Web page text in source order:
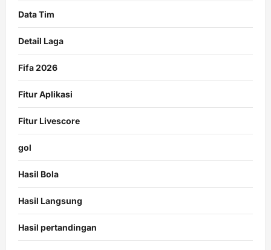
Data Tim
Detail Laga
Fifa 2026
Fitur Aplikasi
Fitur Livescore
gol
Hasil Bola
Hasil Langsung
Hasil pertandingan